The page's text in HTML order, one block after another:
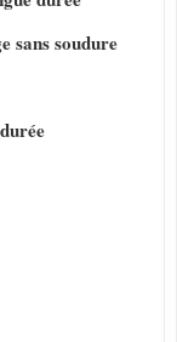
sans soudure